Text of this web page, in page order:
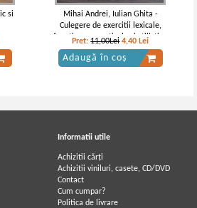
si
Mihai Andrei, Iulian Ghita -
Culegere de exercitii lexicale,
fonetice, gramaticale si stilistice
Pret:11,00Lei 4,40 Lei
Adaugă în coș
Informatii utile
Achizitii cărți
Achizitii viniluri, casete, CD/DVD
Contact
Cum cumpar?
Politica de livrare